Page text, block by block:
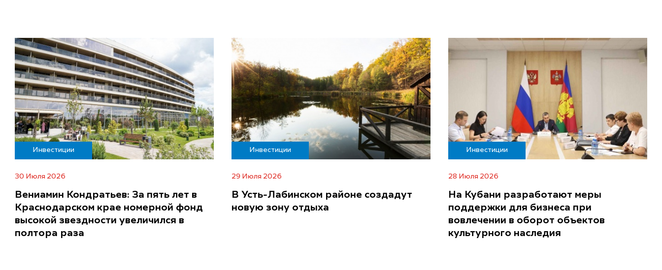
Инвестиции
30 Июля 2026
Вениамин Кондратьев: За пять лет в
Краснодарском крае номерной фонд
высокой звездности увеличился в
полтора раза
Инвестиции
29 Июля 2026
В Усть-Лабинском районе создадут
новую зону отдыха
Инвестиции
28 Июля 2026
На Кубани разработают меры
поддержки для бизнеса при
вовлечении в оборот объектов
культурного наследия